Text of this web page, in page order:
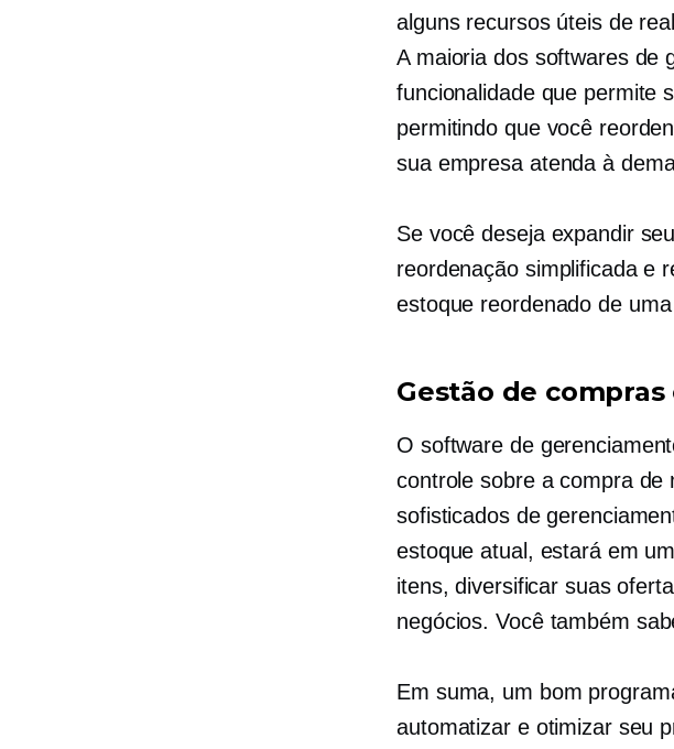
alguns recursos úteis de
A maioria dos softwares de
funcionalidade que permite
permitindo que você
sua empresa atenda à
Se você deseja expandir
reordenação simplificada e
estoque reordenado de
Gestão de
O software de
controle sobre a compra de
sofisticados de
estoque atual, estará em
itens, diversificar suas
negócios. Você também
Em suma, um bom
automatizar e otimizar seu